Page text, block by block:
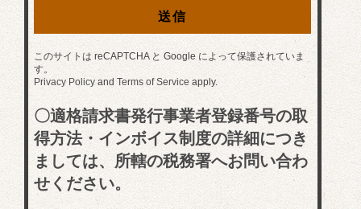
このサイトは reCAPTCHA と Google によって保護されていま
す。
Privacy Policy and Terms of Service apply.
〇適格請求書発行事業者登録番号の取
得方法・インボイス制度の詳細につき
ましては、所轄の税務署へお問い合わ
せください。